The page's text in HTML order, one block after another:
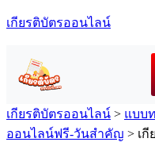
เกียรติบัตรออนไลน์
เกียรติบัตรออนไลน์ > แบบ
ออนไลน์ฟรี-วันสำคัญ > เ